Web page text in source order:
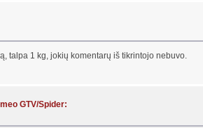
talpa 1 kg, jokių komentarų iš tikrintojo nebuvo.
GTV/Spider: